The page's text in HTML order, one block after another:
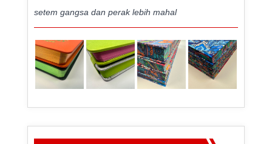
setem gangsa dan perak lebih mahal